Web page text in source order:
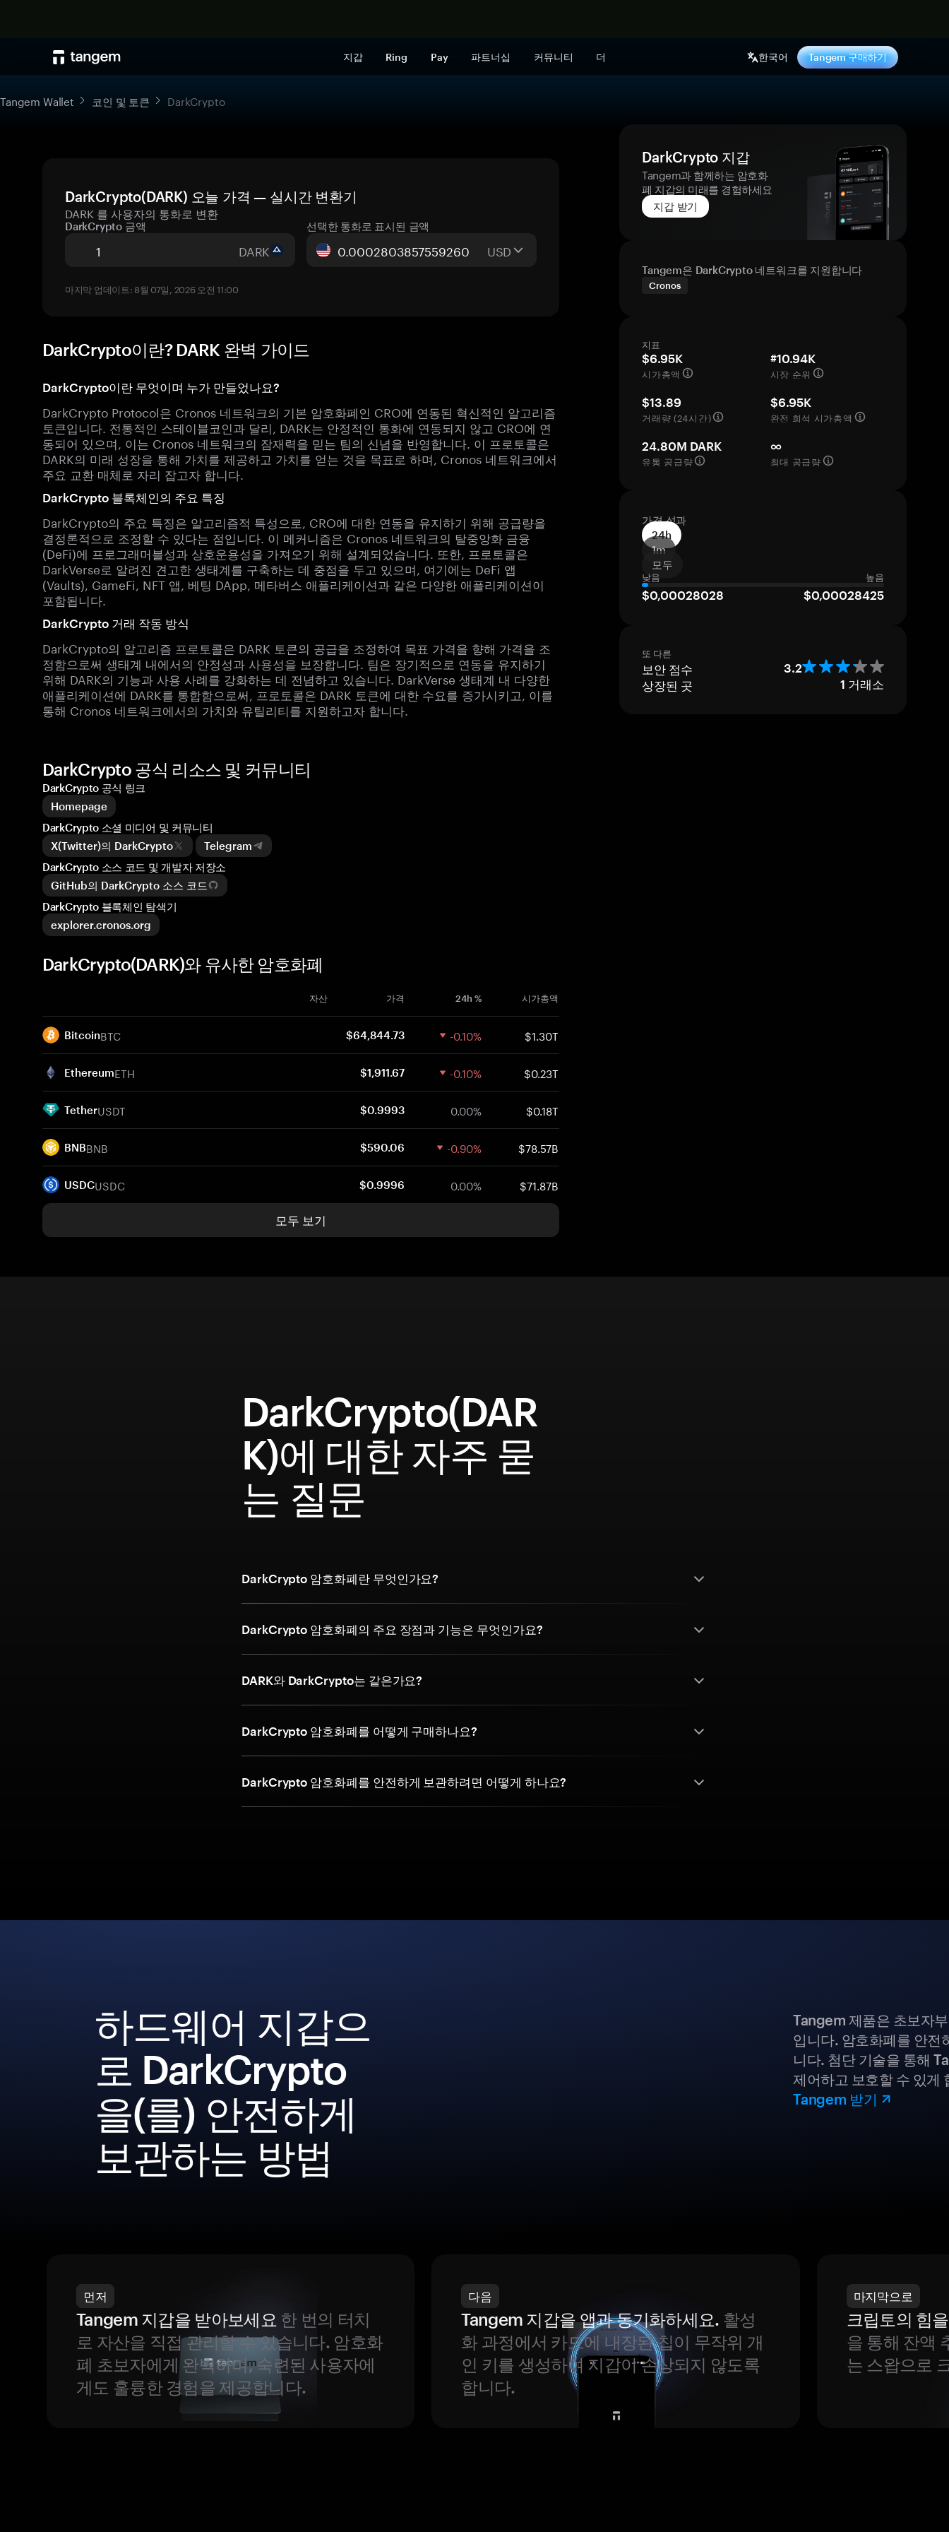
지갑 Ring Pay 파트너십 커뮤니티 더 한국어 Tangem 구매하기
Tangem Wallet 코인 및 토큰 DarkCrypto
DarkCrypto(DARK) 오늘 가격 — 실시간 변환기
DARK 를 사용자의 통화로 변환
DarkCrypto 금액
DARK
선택한 통화로 표시된 금액
USD
마지막 업데이트: 8월 07일, 2026 오전 11:00
DarkCrypto이란? DARK 완벽 가이드
DarkCrypto이란 무엇이며 누가 만들었나요?
DarkCrypto Protocol은 Cronos 네트워크의 기본 암호화폐인 CRO에 연동된 혁신적인 알고리즘
토큰입니다. 전통적인 스테이블코인과 달리, DARK는 안정적인 통화에 연동되지 않고 CRO에 연
동되어 있으며, 이는 Cronos 네트워크의 잠재력을 믿는 팀의 신념을 반영합니다. 이 프로토콜은
DARK의 미래 성장을 통해 가치를 제공하고 가치를 얻는 것을 목표로 하며, Cronos 네트워크에서
주요 교환 매체로 자리 잡고자 합니다.
DarkCrypto 블록체인의 주요 특징
DarkCrypto의 주요 특징은 알고리즘적 특성으로, CRO에 대한 연동을 유지하기 위해 공급량을
결정론적으로 조정할 수 있다는 점입니다. 이 메커니즘은 Cronos 네트워크의 탈중앙화 금융
(DeFi)에 프로그래머블성과 상호운용성을 가져오기 위해 설계되었습니다. 또한, 프로토콜은
DarkVerse로 알려진 견고한 생태계를 구축하는 데 중점을 두고 있으며, 여기에는 DeFi 앱
(Vaults), GameFi, NFT 앱, 베팅 DApp, 메타버스 애플리케이션과 같은 다양한 애플리케이션이
포함됩니다.
DarkCrypto 거래 작동 방식
DarkCrypto의 알고리즘 프로토콜은 DARK 토큰의 공급을 조정하여 목표 가격을 향해 가격을 조
정함으로써 생태계 내에서의 안정성과 사용성을 보장합니다. 팀은 장기적으로 연동을 유지하기
위해 DARK의 기능과 사용 사례를 강화하는 데 전념하고 있습니다. DarkVerse 생태계 내 다양한
애플리케이션에 DARK를 통합함으로써, 프로토콜은 DARK 토큰에 대한 수요를 증가시키고, 이를
통해 Cronos 네트워크에서의 가치와 유틸리티를 지원하고자 합니다.
DarkCrypto 지갑
Tangem과 함께하는 암호화
폐 지갑의 미래를 경험하세요
지갑 받기
Tangem은 DarkCrypto 네트워크를 지원합니다
Cronos
지표
$6.95K
시가총액
#10.94K
시장 순위
$13.89
거래량 (24시간)
$6.95K
완전 희석 시가총액
24.80M DARK
유통 공급량
∞
최대 공급량
가격 성과
24h
1m
모두
낮음 높음
$0,00028028 $0,00028425
또 다른
보안 점수 3.2
상장된 곳 1 거래소
DarkCrypto 공식 리소스 및 커뮤니티
DarkCrypto 공식 링크
Homepage
DarkCrypto 소셜 미디어 및 커뮤니티
X(Twitter)의 DarkCrypto
Telegram
DarkCrypto 소스 코드 및 개발자 저장소
GitHub의 DarkCrypto 소스 코드
DarkCrypto 블록체인 탐색기
explorer.cronos.org
DarkCrypto(DARK)와 유사한 암호화폐
자산 가격 24h % 시가총액
BitcoinBTC $64,844.73 -0.10% $1.30T
EthereumETH $1,911.67 -0.10% $0.23T
TetherUSDT $0.9993 0.00% $0.18T
BNBBNB $590.06 -0.90% $78.57B
USDCUSDC $0.9996 0.00% $71.87B
모두 보기
DarkCrypto(DAR
K)에 대한 자주 묻
는 질문
DarkCrypto 암호화폐란 무엇인가요?
DarkCrypto 암호화폐의 주요 장점과 기능은 무엇인가요?
DARK와 DarkCrypto는 같은가요?
DarkCrypto 암호화폐를 어떻게 구매하나요?
DarkCrypto 암호화폐를 안전하게 보관하려면 어떻게 하나요?
하드웨어 지갑으
로 DarkCrypto
을(를) 안전하게
보관하는 방법
Tangem 제품은 초보자
입니다. 암호화폐를 안전
니다. 첨단 기술을 통해
제어하고 보호할 수 있게
Tangem 받기
먼저
Tangem 지갑을 받아보세요 한 번의 터치
로 자산을 직접 관리할 수 있습니다. 암호화
폐 초보자에게 완벽하며, 숙련된 사용자에
게도 훌륭한 경험을 제공합니다.
다음
Tangem 지갑을 앱과 동기화하세요. 활성
화 과정에서 카드에 내장된 칩이 무작위 개
인 키를 생성하여 지갑이 손상되지 않도록
합니다.
마지막으로
크립토의 힘
을 통해 잔액
는 스왑으로